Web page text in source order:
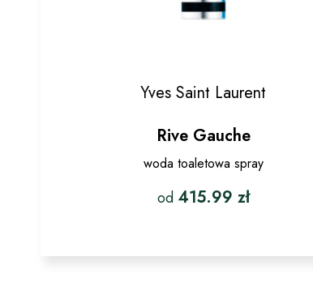
Yves Saint Laurent
Rive Gauche
woda toaletowa spray
od 415.99 zł
ma